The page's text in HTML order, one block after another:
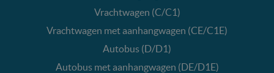
Vrachtwagen (C/C1)
Vrachtwagen met aanhangwagen (CE/C1E)
Autobus (D/D1)
Autobus met aanhangwagen (DE/D1E)